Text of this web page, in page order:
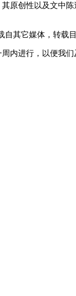
原创性以及文中
其它媒体，转载
进行，以便我们